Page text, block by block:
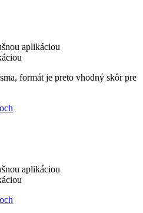
aplikáciou
formát je preto vhodný skôr pre
aplikáciou